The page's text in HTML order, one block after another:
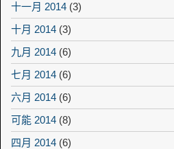
十一月 2014 (3)
十月 2014 (3)
九月 2014 (6)
七月 2014 (6)
六月 2014 (6)
可能 2014 (8)
四月 2014 (6)